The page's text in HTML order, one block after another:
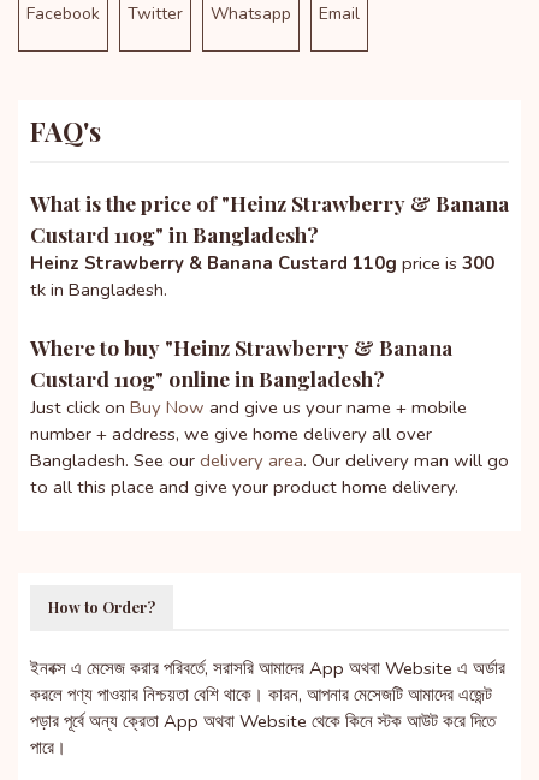
Facebook Twitter Whatsapp Email
FAQ's
What is the price of "Heinz Strawberry & Banana
Custard 110g" in Bangladesh?
Heinz Strawberry & Banana Custard 110g price is 300
tk in Bangladesh.
Where to buy "Heinz Strawberry & Banana
Custard 110g" online in Bangladesh?
Just click on Buy Now and give us your name + mobile
number + address, we give home delivery all over
Bangladesh. See our delivery area. Our delivery man will go
to all this place and give your product home delivery.
How to Order?
ইনবক্স এ মেসেজ করার পরিবর্তে, সরাসরি আমাদের App অথবা Website এ অর্ডার
করলে পণ্য পাওয়ার নিশ্চয়তা বেশি থাকে। কারন, আপনার মেসেজটি আমাদের এজেন্ট
পড়ার পূর্বে অন্য ক্রেতা App অথবা Website থেকে কিনে স্টক আউট করে দিতে
পারে।